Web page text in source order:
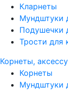
Кларнеты
Мундштуки
Подушечки
Трости для
Корнеты,
Корнеты
Мундштуки